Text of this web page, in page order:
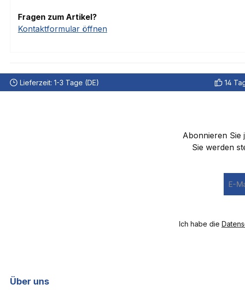
Fragen zum Artikel?
Kontaktformular öffnen
Lieferzeit: 1-3 Tage (DE) 14
Abonnieren Sie
Sie werden
Mail-
Ich habe die
Über uns